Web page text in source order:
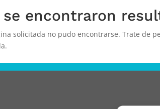
se encontraron
solicitada no pudo encontrarse. Trate de